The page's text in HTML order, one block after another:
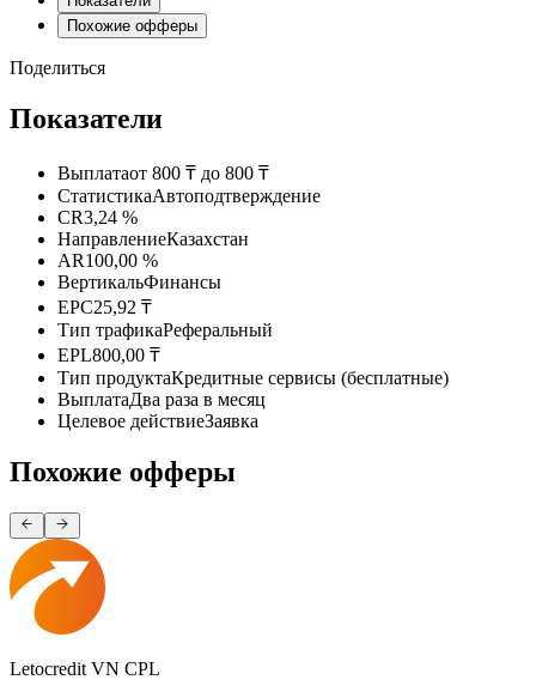
Похожие офферы
Поделиться
Показатели
Выплатаот 800 ₸ до 800 ₸
СтатистикаАвтоподтверждение
CR3,24 %
НаправлениеКазахстан
AR100,00 %
ВертикальФинансы
EPC25,92 ₸
Тип трафикаРеферальный
EPL800,00 ₸
Тип продуктаКредитные сервисы (бесплатные)
ВыплатаДва раза в месяц
Целевое действиеЗаявка
Похожие офферы
Letocredit VN CPL